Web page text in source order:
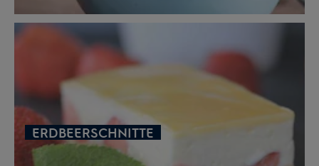
ERDBEERSCHNITTE